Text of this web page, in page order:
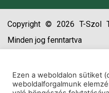
Copyright © 2026 T-Szol
Minden jog fenntartva
Ezen a weboldalon sütiket
weboldalforgalmunk